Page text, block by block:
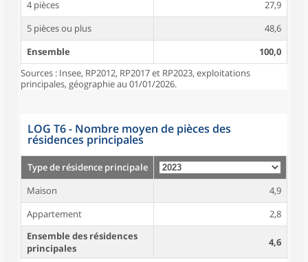
4 pièces
27,9
5 pièces ou plus
48,6
Ensemble
100,0
Sources : Insee, RP2012, RP2017 et RP2023, exploitations
principales, géographie au 01/01/2026.
LOG T6 - Nombre moyen de pièces des
résidences principales
Type de résidence principale
Maison
4,9
Appartement
2,8
Ensemble des résidences
principales
4,6